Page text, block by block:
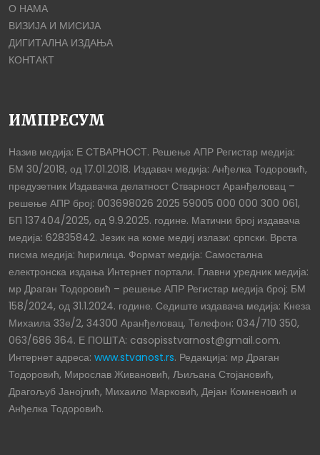
О НАМА
ВИЗИЈА И МИСИЈА
ДИГИТАЛНА ИЗДАЊА
КОНТАКТ
ИМПРЕСУМ
Назив медија: Е СТВАРНОСТ. Решење АПР Регистар медија:
БМ 30/2018, од 17.01.2018. Издавач медија: Анђелка Тодоровић,
предузетник Издавачка делатност Стварност Аранђеловац –
решење АПР број: 003698026 2025 59005 000 000 300 061,
БП 137404/2025, од 9.9.2025. године. Матични број издавача
медија: 62835842. Језик на коме медиј излази: српски. Врста
писма медија: ћирилица. Формат медија: Самостална
електронска издања Интернет портали. Главни уредник медија:
мр Драган Тодоровић – решење АПР Регистар медија број: БМ
158/2024, од 31.1.2024. године. Седиште издавача медија: Кнеза
Михаила 33е/2, 34300 Аранђеловац. Телефон: 034/710 350,
063/686 364. Е ПОШТА: casopisstvarnost@gmail.com.
Интернет адреса: www.stvanost.rs. Редакција: мр Драган
Тодоровић, Мирослав Живановић, Љиљана Стојановић,
Драгољуб Јанојлић, Михаило Марковић, Дејан Комненовић и
Анђелка Тодоровић.